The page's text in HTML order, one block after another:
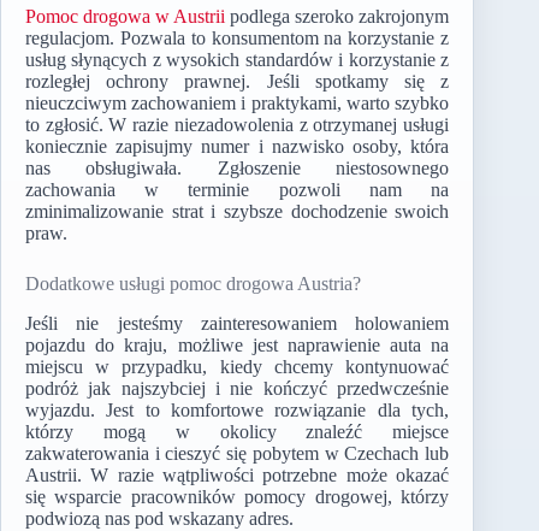
Pomoc drogowa w Austriipodlega szeroko zakrojonym
regulacjom. Pozwala to konsumentom na korzystanie z
usług słynących z wysokich standardów i korzystanie z
rozległej ochrony prawnej. Jeśli spotkamy się z
nieuczciwym zachowaniem i praktykami, warto szybko
to zgłosić. W razie niezadowolenia z otrzymanej usługi
koniecznie zapisujmy numer i nazwisko osoby, która
nas obsługiwała. Zgłoszenie niestosownego
zachowania w terminie pozwoli nam na
zminimalizowanie strat i szybsze dochodzenie swoich
praw.
Dodatkowe usługi pomoc drogowa Austria?
Jeśli nie jesteśmy zainteresowaniem holowaniem
pojazdu do kraju, możliwe jest naprawienie auta na
miejscu w przypadku, kiedy chcemy kontynuować
podróż jak najszybciej i nie kończyć przedwcześnie
wyjazdu. Jest to komfortowe rozwiązanie dla tych,
którzy mogą w okolicy znaleźć miejsce
zakwaterowania i cieszyć się pobytem w Czechach lub
Austrii. W razie wątpliwości potrzebne może okazać
się wsparcie pracowników pomocy drogowej, którzy
podwiozą nas pod wskazany adres.